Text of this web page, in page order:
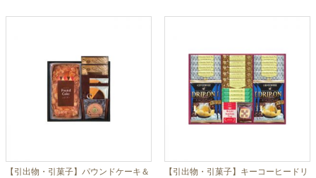
【引出物・引菓子】パウンドケーキ＆
【引出物・引菓子】キーコーヒードリ